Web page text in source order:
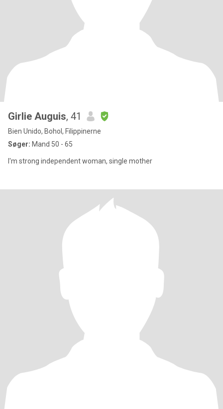
Girlie Auguis, 41
Bien Unido, Bohol, Filippinerne
Søger: Mand 50 - 65
I'm strong independent woman, single mother